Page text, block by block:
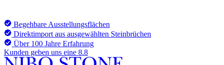
Begehbare Ausstellungsflächen
Direktimport aus ausgewählten Steinbrüchen
Über 100 Jahre Erfahrung
Kunden geben uns eine 8.8